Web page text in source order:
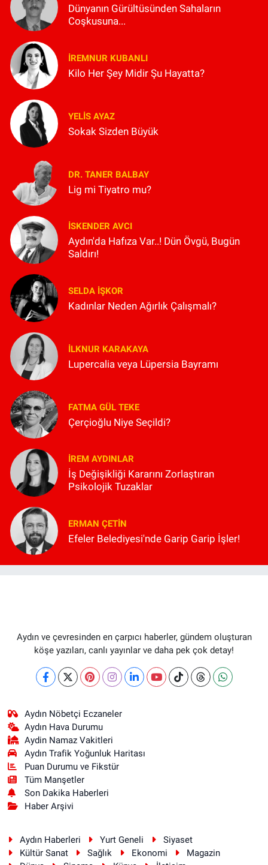
Dünyanın Gürültüsünden Sahaların
Coşkusuna...
İREMNUR KUBANLI
Kilo Her Şey Midir Şu Hayatta?
YELIS AYAZ
Sokak Sizden Büyük
DR. TANER BALBAY
Lig mi Tiyatro mu?
İSKENDER AVCI
Aydın'da Hafıza Var..! Dün Övgü, Bugün
Saldırı!
SELDA İŞKOR
Kadınlar Neden Ağırlık Çalışmalı?
İLKNUR KARAKAYA
Lupercalia veya Lüpersia Bayramı
FATMA GÜL TEKE
Çerçioğlu Niye Seçildi?
İREM AYDINLAR
İş Değişikliği Kararını Zorlaştıran
Psikolojik Tuzaklar
ERMAN ÇETIN
Efeler Belediyesi'nde Garip Garip İşler!
Aydın ve çevresinden en çarpıcı haberler, gündem oluşturan
köşe yazıları, canlı yayınlar ve daha pek çok detay!
Aydın Nöbetçi Eczaneler
Aydın Hava Durumu
Aydin Namaz Vakitleri
Aydın Trafik Yoğunluk Haritası
Puan Durumu ve Fikstür
Tüm Manşetler
Son Dakika Haberleri
Haber Arşivi
Aydın Haberleri Yurt Geneli
Siyaset
Kültür Sanat
Sağlık Ekonomi
Magazin